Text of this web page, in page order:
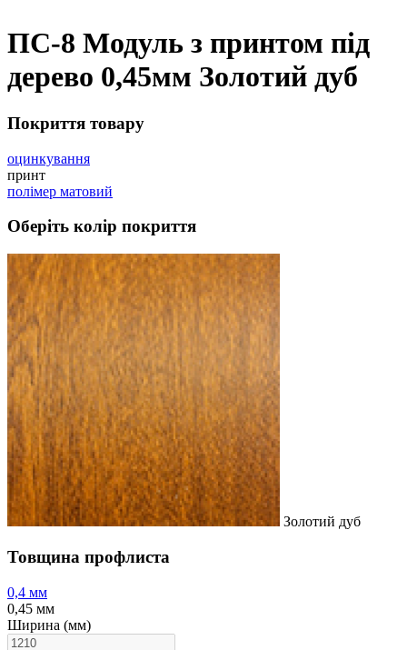
ПС-8 Модуль з принтом під
дерево 0,45мм Золотий дуб
Покриття товару
оцинкування
принт
полімер матовий
Оберіть колір покриття
Золотий дуб
Товщина профлиста
0,4 мм
0,45 мм
Ширина (мм)